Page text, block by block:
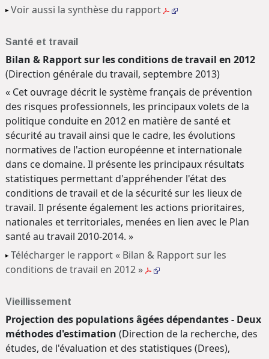
Voir aussi la synthèse du rapport
Santé et travail
Bilan & Rapport sur les conditions de travail en 2012
(Direction générale du travail, septembre 2013)
« Cet ouvrage décrit le système français de prévention
des risques professionnels, les principaux volets de la
politique conduite en 2012 en matière de santé et
sécurité au travail ainsi que le cadre, les évolutions
normatives de l'action européenne et internationale
dans ce domaine. Il présente les principaux résultats
statistiques permettant d'appréhender l'état des
conditions de travail et de la sécurité sur les lieux de
travail. Il présente également les actions prioritaires,
nationales et territoriales, menées en lien avec le Plan
santé au travail 2010-2014. »
Télécharger le rapport « Bilan & Rapport sur les
conditions de travail en 2012 »
Vieillissement
Projection des populations âgées dépendantes - Deux
méthodes d'estimation (Direction de la recherche, des
études, de l'évaluation et des statistiques (Drees),